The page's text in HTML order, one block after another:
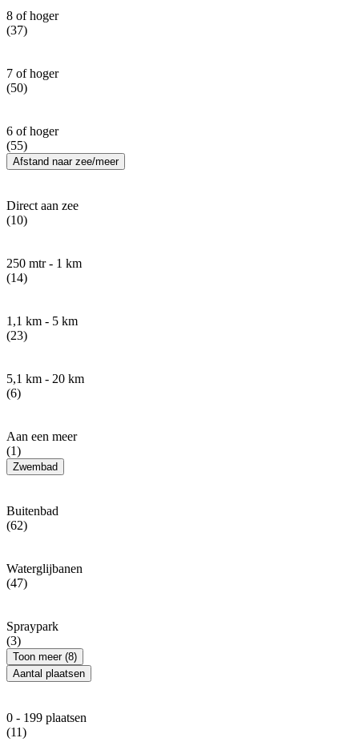
8 of hoger
(37)
7 of hoger
(50)
6 of hoger
(55)
Afstand naar zee/meer
Direct aan zee
(10)
250 mtr - 1 km
(14)
1,1 km - 5 km
(23)
5,1 km - 20 km
(6)
Aan een meer
(1)
Zwembad
Buitenbad
(62)
Waterglijbanen
(47)
Spraypark
(3)
Toon meer (8)
Aantal plaatsen
0 - 199 plaatsen
(11)